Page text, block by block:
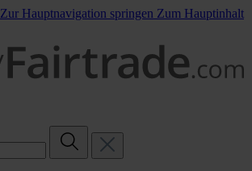
Zur Hauptnavigation springen Zum Hauptinhalt